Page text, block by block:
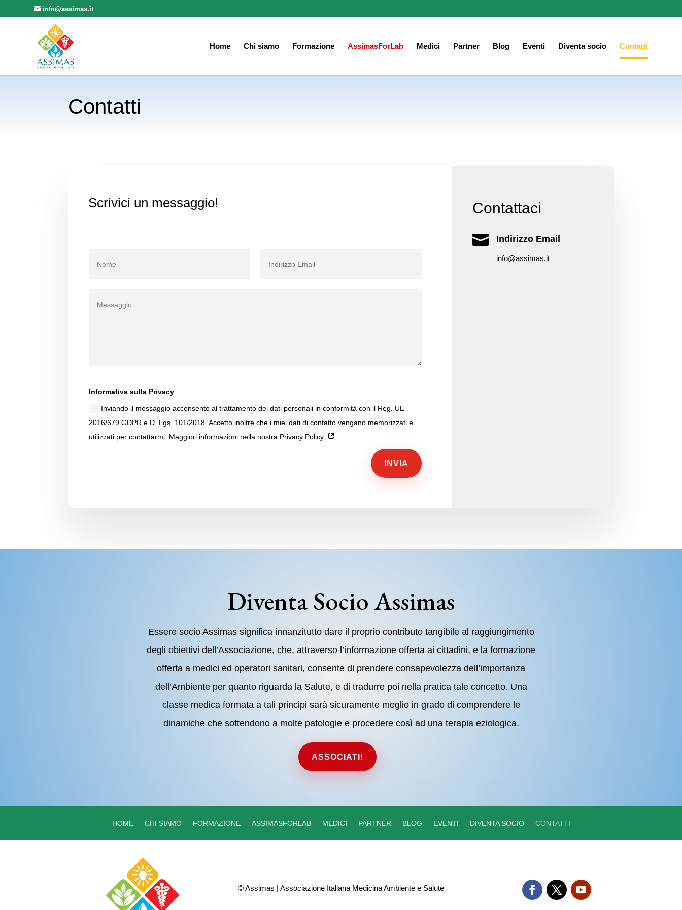
info@assimas.it
Home Chi siamo Formazione AssimasForLab Medici Partner Blog Eventi Diventa socio Contatti
Contatti
Scrivici un messaggio!
Informativa sulla Privacy
Inviando il messaggio acconsento al trattamento dei dati personali in conformità con il Reg. UE
2016/679 GDPR e D. Lgs. 101/2018. Accetto inoltre che i miei dati di contatto vengano memorizzati e
utilizzati per contattarmi. Maggiori informazioni nella nostra Privacy Policy.
INVIA
Contattaci
 Indirizzo Email
info@assimas.it
Diventa Socio Assimas
Essere socio Assimas significa innanzitutto dare il proprio contributo tangibile al raggiungimento
degli obiettivi dell’Associazione, che, attraverso l’informazione offerta ai cittadini, e la formazione
offerta a medici ed operatori sanitari, consente di prendere consapevolezza dell’importanza
dell’Ambiente per quanto riguarda la Salute, e di tradurre poi nella pratica tale concetto. Una
classe medica formata a tali principi sarà sicuramente meglio in grado di comprendere le
dinamiche che sottendono a molte patologie e procedere così ad una terapia eziologica.
ASSOCIATI!
HOME CHI SIAMO FORMAZIONE ASSIMASFORLAB MEDICI PARTNER BLOG EVENTI DIVENTA SOCIO CONTATTI
© Assimas | Associazione Italiana Medicina Ambiente e Salute